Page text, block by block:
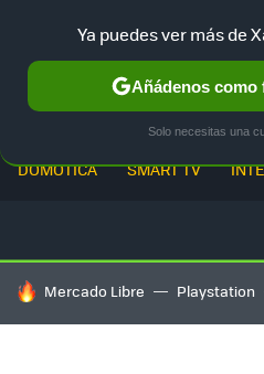
DOMÓTICA SMART TV
HOY SE HABLA DE
Mercado Libre Playstation
Ya puedes ver más de
Añádenos como
Solo necesitas una